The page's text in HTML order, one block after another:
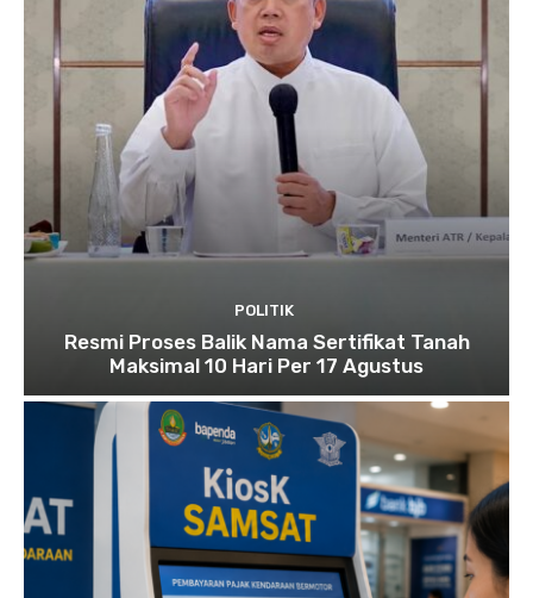
POLITIK
Resmi Proses Balik Nama Sertifikat Tanah
Maksimal 10 Hari Per 17 Agustus